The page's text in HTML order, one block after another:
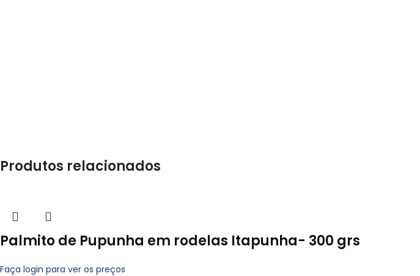
Produtos relacionados
Palmito de Pupunha em rodelas Itapunha- 300 grs
Faça login para ver os preços